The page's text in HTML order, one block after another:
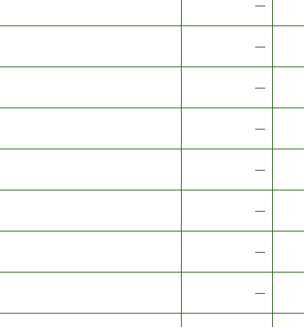
―
―
―
―
―
―
―
―